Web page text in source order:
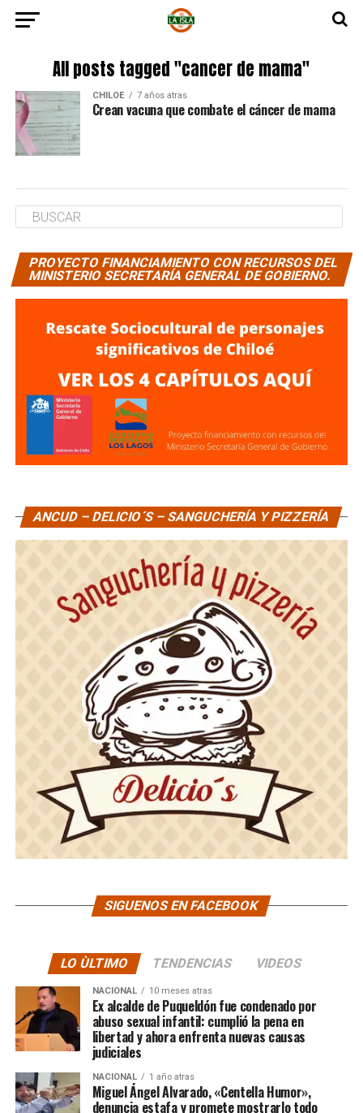
All posts tagged "cancer de mama"
CHILOE 7 años atras
Crean vacuna que combate el cáncer de mama
PROYECTO FINANCIAMIENTO CON RECURSOS DEL
MINISTERIO SECRETARÍA GENERAL DE GOBIERNO.
ANCUD – DELICIO´S – SANGUCHERÍA Y PIZZERÍA
SIGUENOS EN FACEBOOK
LO ÙLTIMO TENDENCIAS VIDEOS
NACIONAL 10 meses atras
Ex alcalde de Puqueldón fue condenado por
abuso sexual infantil: cumplió la pena en
libertad y ahora enfrenta nuevas causas
judiciales
NACIONAL 1 año atras
Miguel Ángel Alvarado, «Centella Humor»,
denuncia estafa y promete mostrarlo todo